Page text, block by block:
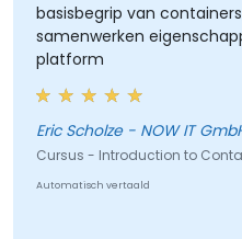
van containers/
eigenschappen
Eric Scholze - NOW IT GmbH
- Introduction to Containers,
vertaald